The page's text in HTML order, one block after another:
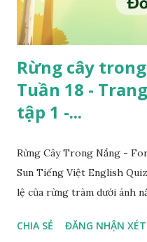
Rừng cây
Tuần 18 -
tập 1 -...
Rừng Cây Trong Nắng -
Sun Tiếng Việt English
lệ của rừng tràm dưới ánh
CHIA SẺ ĐĂNG NHẬN XÉT